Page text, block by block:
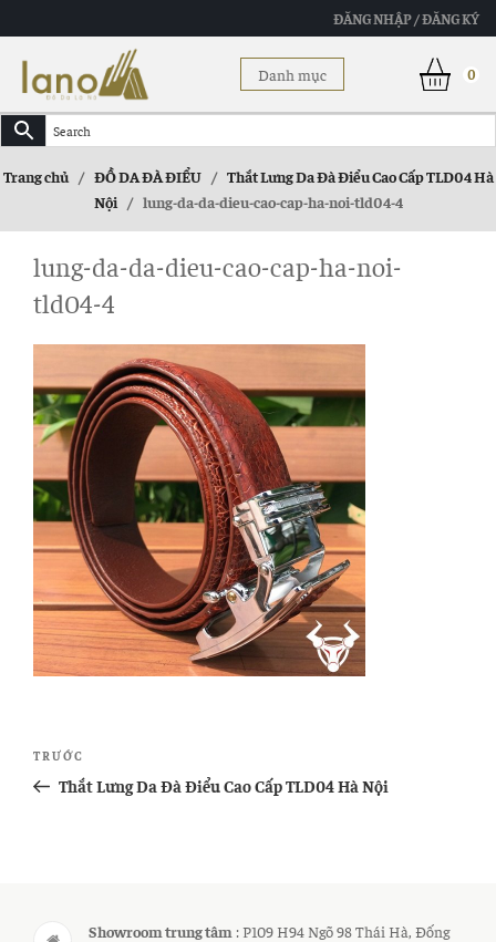
ĐĂNG NHẬP / ĐĂNG KÝ
Danh mục 0
Trang chủ / ĐỒ DA ĐÀ ĐIỂU / Thắt Lưng Da Đà Điểu Cao Cấp TLD04 Hà
Nội / lung-da-da-dieu-cao-cap-ha-noi-tld04-4
lung-da-da-dieu-cao-cap-ha-noi-
tld04-4
Điều
hướng
Bài
cũ
TRƯỚC
Thắt Lưng Da Đà Điểu Cao Cấp TLD04 Hà Nội
Showroom trung tâm : P109 H94 Ngõ 98 Thái Hà, Đống